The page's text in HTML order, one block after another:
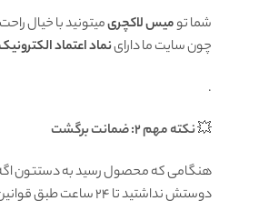
شما تومیس لاکچریمیتونید با خیال
چون سایت ما داراینماد اعتماد
.
💥نکته مهم 2: ضمانت برگشت
هنگامی که محصول رسید به دستتون
دوستش نداشتید تا ۲۴